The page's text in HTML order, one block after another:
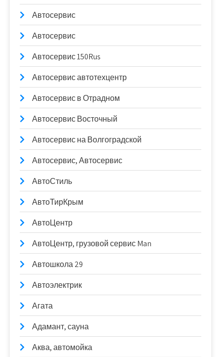
Автосервис
Автосервис
Автосервис 150Rus
Автосервис автотехцентр
Автосервис в Отрадном
Автосервис Восточный
Автосервис на Волгоградской
Автосервис, Автосервис
АвтоСтиль
АвтоТирКрым
АвтоЦентр
АвтоЦентр, грузовой сервис Man
Автошкола 29
Автоэлектрик
Агата
Адамант, сауна
Аква, автомойка